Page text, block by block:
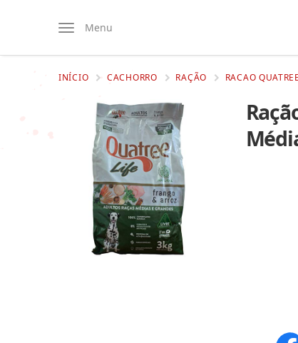
Menu
INÍCIO CACHORRO RAÇÃO RACAO